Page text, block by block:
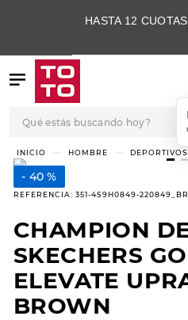
HASTA 12
HOMBRE DEPORTIVOS
40 %
REFERENCIA: 351-4S9H0849-
CHAMPION
SKECHERS
ELEVATE
BROWN